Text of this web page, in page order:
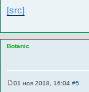
[src]
Botanic
01 ноя 2018, 16:04 #5